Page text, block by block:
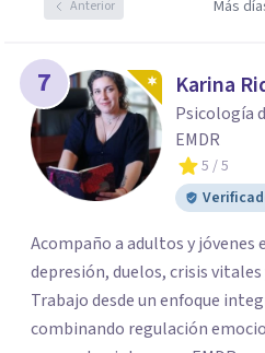
Anterior Más
7 Karina
Psicología
EMDR
5 / 5
Acompaño a adultos y jóvenes
depresión, duelos, crisis
Trabajo desde un enfoque
combinando regulación